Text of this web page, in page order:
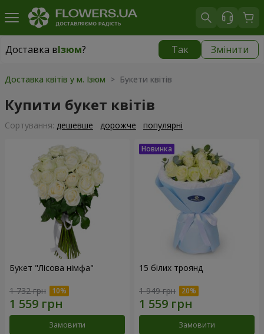
Доставка вІзюм? Так Змінити
Доставка вІзюм
Доставка квітів у м. Ізюм > Букети квітів
Купити букет квітів
Сортування: дешевше дорожче популярні
Букет "Лісова німфа"
1 732 грн
Замовити
15 білих троянд
1 949 грн
Замовити